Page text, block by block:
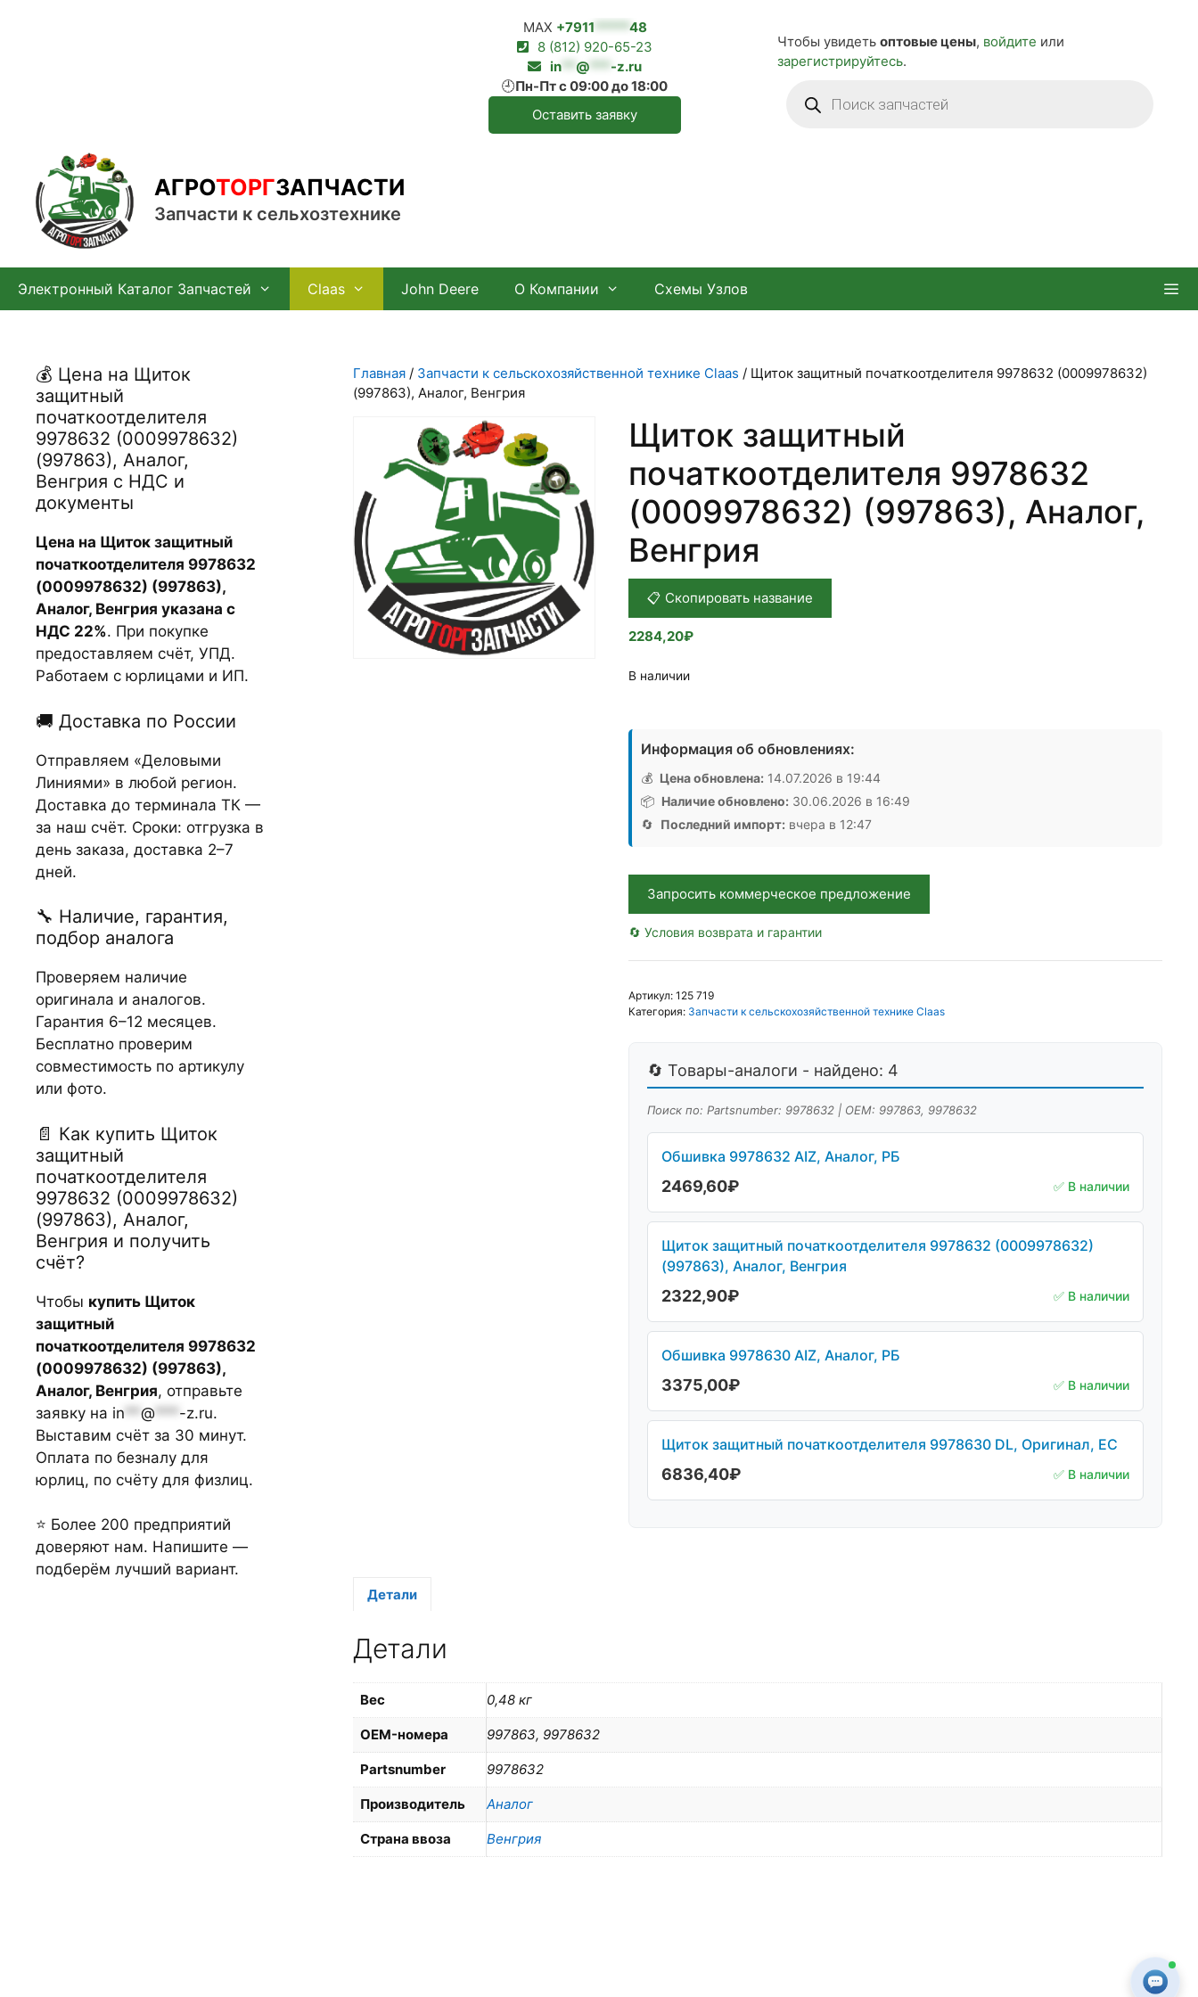
MAX +7911 *****48
8 (812) 920-65-23
in ** @ *** -z.ru
🕘Пн-Пт с 09:00 до 18:00
Оставить заявку
Чтобы увидеть оптовые цены, войдите или
зарегистрируйтесь.
товаров
АГРОТОРГЗАПЧАСТИ
Запчасти к сельхозтехнике
Электронный Каталог Запчастей Claas John Deere О Компании Схемы Узлов
Главная / Запчасти к сельскохозяйственной технике Claas / Щиток защитный початкоотделителя 9978632 (0009978632)
(997863), Аналог, Венгрия
Щиток защитный
початкоотделителя 9978632
(0009978632) (997863), Аналог,
Венгрия
📋 Скопировать название
2284,20₽
В наличии
товара
Щиток
защитный
початкоотделителя
9978632
(0009978632)
(997863),
Венгрия
Информация об обновлениях:
💰 Цена обновлена: 14.07.2026 в 19:44
📦 Наличие обновлено: 30.06.2026 в 16:49
🔄 Последний импорт: вчера в 12:47
Запросить коммерческое предложение
🔄 Условия возврата и гарантии
Артикул: 125 719
Категория: Запчасти к сельскохозяйственной технике Claas
🔄 Товары-аналоги - найдено: 4
Поиск по: Partsnumber: 9978632 | OEM: 997863, 9978632
Обшивка 9978632 AIZ, Аналог, РБ
2469,60₽ ✅ В наличии
Щиток защитный початкоотделителя 9978632 (0009978632)
(997863), Аналог, Венгрия
2322,90₽ ✅ В наличии
Обшивка 9978630 AIZ, Аналог, РБ
3375,00₽ ✅ В наличии
Щиток защитный початкоотделителя 9978630 DL, Оригинал, ЕС
6836,40₽ ✅ В наличии
Детали
Детали
Вес 0,48 кг
OEM-номера 997863, 9978632
Partsnumber 9978632
Производитель Аналог
Страна ввоза Венгрия
💰 Цена на Щиток
защитный
початкоотделителя
9978632 (0009978632)
(997863), Аналог,
Венгрия с НДС и
документы
Цена на Щиток защитный
початкоотделителя 9978632
(0009978632) (997863),
Аналог, Венгрия указана с
НДС 22%. При покупке
предоставляем счёт, УПД.
Работаем с юрлицами и ИП.
🚚 Доставка по России
Отправляем «Деловыми
Линиями» в любой регион.
Доставка до терминала ТК —
за наш счёт. Сроки: отгрузка в
день заказа, доставка 2–7
дней.
🔧 Наличие, гарантия,
подбор аналога
Проверяем наличие
оригинала и аналогов.
Гарантия 6–12 месяцев.
Бесплатно проверим
совместимость по артикулу
или фото.
📄 Как купить Щиток
защитный
початкоотделителя
9978632 (0009978632)
(997863), Аналог,
Венгрия и получить
счёт?
Чтобы купить Щиток
защитный
початкоотделителя 9978632
(0009978632) (997863),
Аналог, Венгрия, отправьте
заявку на in ** @ *** -z.ru.
Выставим счёт за 30 минут.
Оплата по безналу для
юрлиц, по счёту для физлиц.
⭐ Более 200 предприятий
доверяют нам. Напишите —
подберём лучший вариант.